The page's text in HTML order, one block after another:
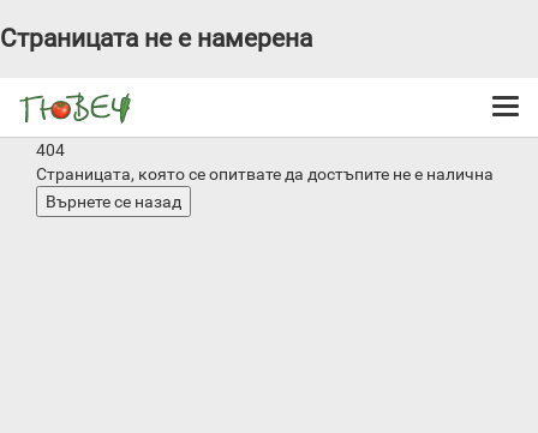
Страницата не е намерена
404
Страницата, която се опитвате да достъпите не е налична
Върнете се назад